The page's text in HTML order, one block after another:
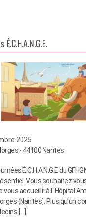
2025
- 44100 Nantes
É.C.H.A.N.G.E du
Vous souhaitez
vous accueillir à l' Hôpital
(Nantes). Plus qu’un
[…]